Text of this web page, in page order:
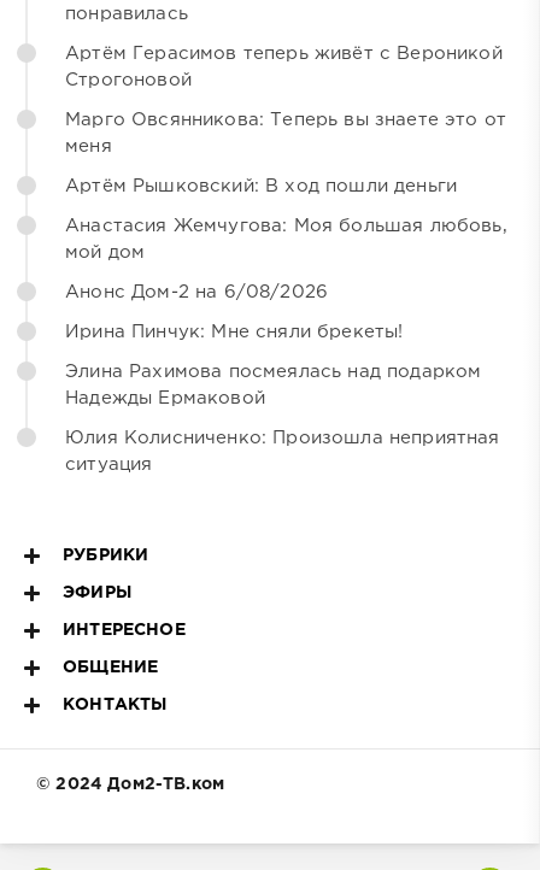
понравилась
Артём Герасимов теперь живёт с Вероникой
Строгоновой
Марго Овсянникова: Теперь вы знаете это от
меня
Артём Рышковский: В ход пошли деньги
Анастасия Жемчугова: Моя большая любовь,
мой дом
Анонс Дом-2 на 6/08/2026
Ирина Пинчук: Мне сняли брекеты!
Элина Рахимова посмеялась над подарком
Надежды Ермаковой
Юлия Колисниченко: Произошла неприятная
ситуация
РУБРИКИ
ЭФИРЫ
ИНТЕРЕСНОЕ
ОБЩЕНИЕ
КОНТАКТЫ
© 2024 Дом2-ТВ.ком